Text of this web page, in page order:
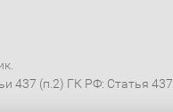
437 (п.2) ГК РФ: Статья 437.